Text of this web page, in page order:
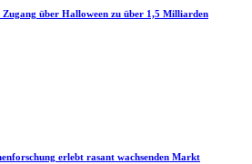
über Halloween zu über 1,5 Milliarden
erlebt rasant wachsenden Markt